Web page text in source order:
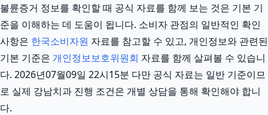
불륜증거 정보를 확인할 때 공식 자료를 함께 보는 것은 기본 기
준을 이해하는 데 도움이 됩니다. 소비자 관점의 일반적인 확인
사항은 한국소비자원 자료를 참고할 수 있고, 개인정보와 관련된
기본 기준은 개인정보보호위원회 자료를 함께 살펴볼 수 있습니
다. 2026년07월09일 22시15분 다만 공식 자료는 일반 기준이므
로 실제 강남치과 진행 조건은 개별 상담을 통해 확인해야 합니
다.